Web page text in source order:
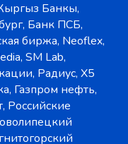
Банкы,
Банк ПСБ,
биржа, Neoflex,
SM Lab,
Радиус, X5
Газпром нефть,
Российские